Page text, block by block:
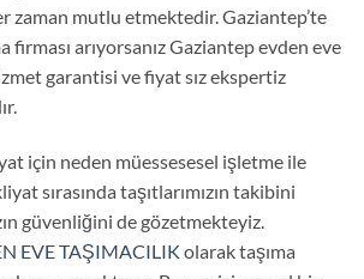
zaman mutlu etmektedir. Gaziantep’te
firması arıyorsanız Gaziantep evden eve
garantisi ve fiyat sız ekspertiz
için neden müessesesel işletme ile
sırasında taşıtlarımızın takibini
güvenliğini de gözetmekteyiz.
EVE TAŞIMACILIK olarak taşıma